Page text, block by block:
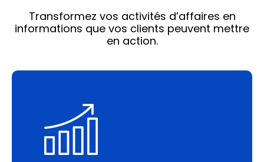
Transformez vos activités d’affaires en
informations que vos clients peuvent mettre
en action.